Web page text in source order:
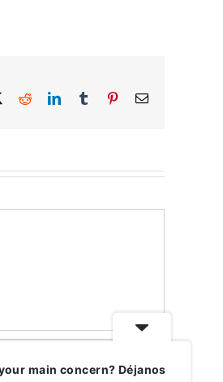
RedditLinkedInTumblr PinterestEmail
main concern? Déjanos